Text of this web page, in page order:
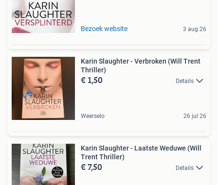
Bezoek website 3 aug 26
Karin Slaughter - Verbroken (Will Trent
Thriller)
€ 1,50 Details
Weerselo 26 jul 26
Karin Slaughter - Laatste Weduwe (Will
Trent Thriller)
€ 7,50 Details